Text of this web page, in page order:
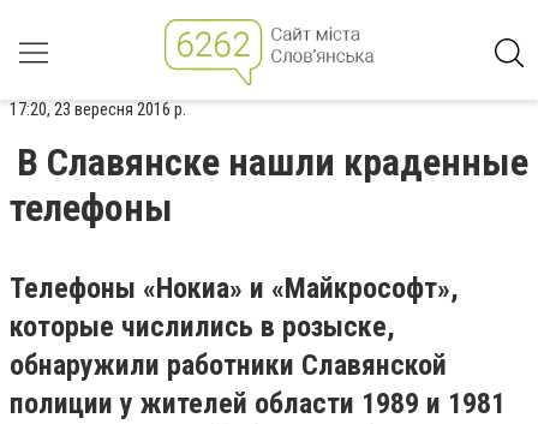
17:20, 23 вересня 2016 р.
В Славянске нашли краденные
телефоны
Телефоны «Нокиа» и «Майкрософт»,
которые числились в розыске,
обнаружили работники Славянской
полиции у жителей области 1989 и 1981